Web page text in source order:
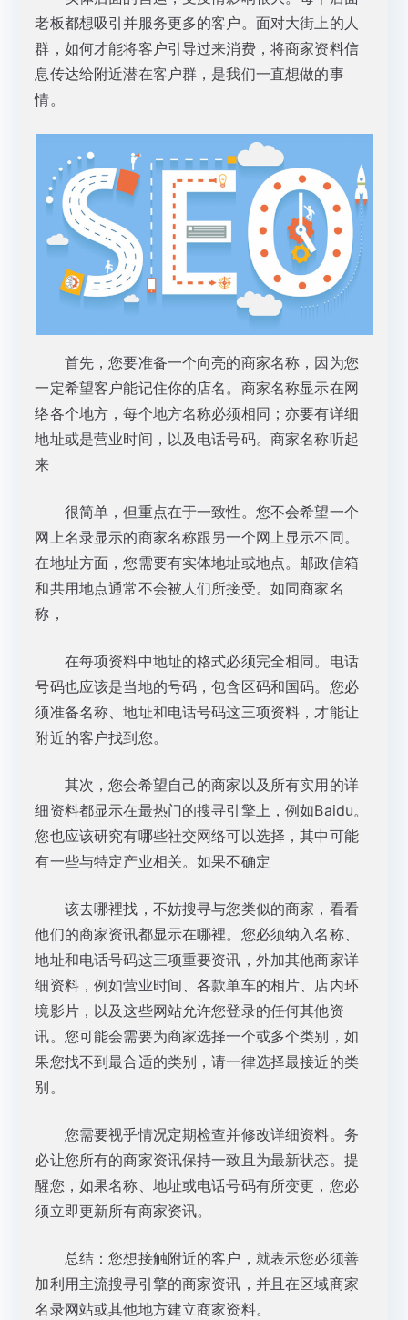
老板都想吸引并服务更多的客户。面对大街上的人
群，如何才能将客户引导过来消费，将商家资料信
息传达给附近潜在客户群，是我们一直想做的事
情。
首先，您要准备一个向亮的商家名称，因为您
一定希望客户能记住你的店名。商家名称显示在网
络各个地方，每个地方名称必须相同；亦要有详细
地址或是营业时间，以及电话号码。商家名称听起
来
很简单，但重点在于一致性。您不会希望一个
网上名录显示的商家名称跟另一个网上显示不同。
在地址方面，您需要有实体地址或地点。邮政信箱
和共用地点通常不会被人们所接受。如同商家名
称，
在每项资料中地址的格式必须完全相同。电话
号码也应该是当地的号码，包含区码和国码。您必
须准备名称、地址和电话号码这三项资料，才能让
附近的客户找到您。
其次，您会希望自己的商家以及所有实用的详
细资料都显示在最热门的搜寻引擎上，例如Baidu。
您也应该研究有哪些社交网络可以选择，其中可能
有一些与特定产业相关。如果不确定
该去哪裡找，不妨搜寻与您类似的商家，看看
他们的商家资讯都显示在哪裡。您必须纳入名称、
地址和电话号码这三项重要资讯，外加其他商家详
细资料，例如营业时间、各款单车的相片、店内环
境影片，以及这些网站允许您登录的任何其他资
讯。您可能会需要为商家选择一个或多个类别，如
果您找不到最合适的类别，请一律选择最接近的类
别。
您需要视乎情况定期检查并修改详细资料。务
必让您所有的商家资讯保持一致且为最新状态。提
醒您，如果名称、地址或电话号码有所变更，您必
须立即更新所有商家资讯。
总结：您想接触附近的客户，就表示您必须善
加利用主流搜寻引擎的商家资讯，并且在区域商家
名录网站或其他地方建立商家资料。